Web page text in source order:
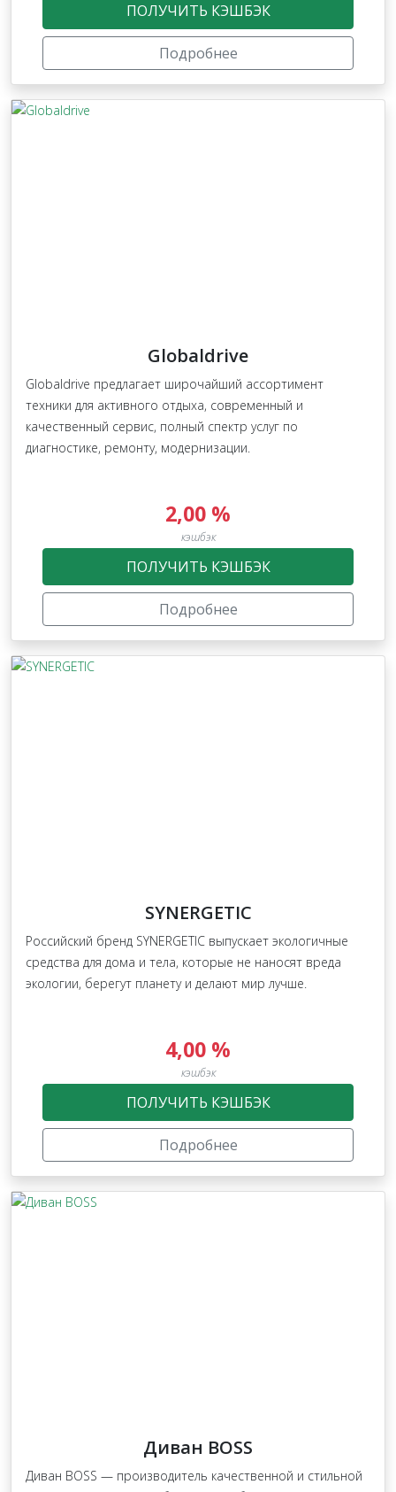
ПОЛУЧИТЬ КЭШБЭК
Подробнее
Globaldrive
Globaldrive предлагает широчайший ассортимент
техники для активного отдыха, современный и
качественный сервис, полный спектр услуг по
диагностике, ремонту, модернизации.
2,00 %
кэшбэк
ПОЛУЧИТЬ КЭШБЭК
Подробнее
SYNERGETIC
Российский бренд SYNERGETIC выпускает экологичные
средства для дома и тела, которые не наносят вреда
экологии, берегут планету и делают мир лучше.
4,00 %
кэшбэк
ПОЛУЧИТЬ КЭШБЭК
Подробнее
Диван BOSS
Диван BOSS — производитель качественной и стильной